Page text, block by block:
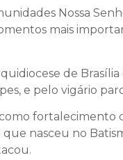
Nossa
mais
de
e pelo vigário
fortalecimento
nasceu no